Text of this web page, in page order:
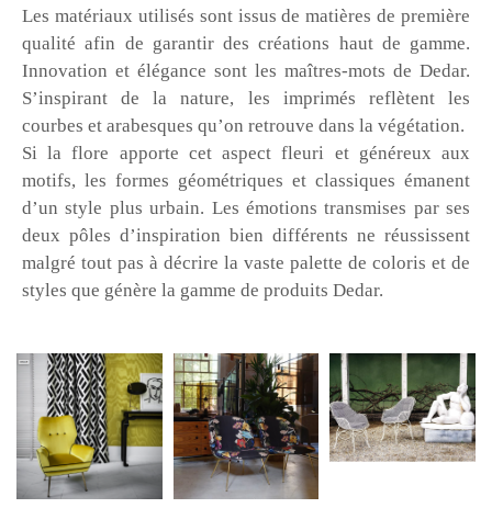
Les matériaux utilisés sont issus de matières de première
qualité afin de garantir des créations haut de gamme.
Innovation et élégance sont les maîtres-mots de Dedar.
S’inspirant de la nature, les imprimés reflètent les
courbes et arabesques qu’on retrouve dans la végétation.
Si la flore apporte cet aspect fleuri et généreux aux
motifs, les formes géométriques et classiques émanent
d’un style plus urbain. Les émotions transmises par ses
deux pôles d’inspiration bien différents ne réussissent
malgré tout pas à décrire la vaste palette de coloris et de
styles que génère la gamme de produits Dedar.